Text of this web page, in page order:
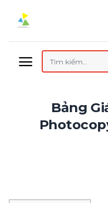
Tìm
kiếm:
Bảng